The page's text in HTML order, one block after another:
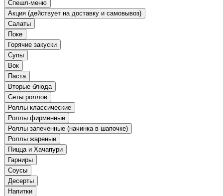
Спешл-меню
Акция (действует на доставку и самовывоз)
Салаты
Поке
Горячие закуски
Супы
Вок
Паста
Вторые блюда
Сеты роллов
Роллы классические
Роллы фирменные
Роллы запеченные (начинка в шапочке)
Роллы жареные
Пицца и Хачапури
Гарниры
Соусы
Десерты
Напитки